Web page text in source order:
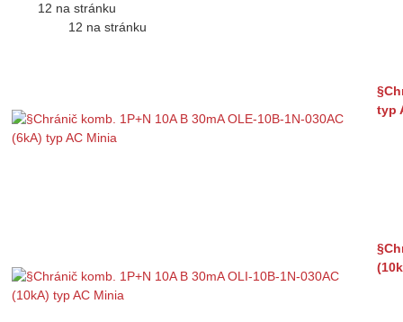
12 na stránku
12 na stránku
typ